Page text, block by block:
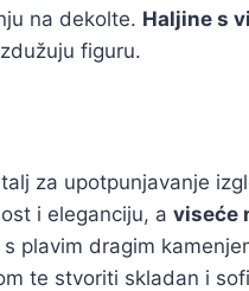
na dekolte. Haljine s
figuru.
za upotpunjavanje
i eleganciju, a viseće
plavim dragim
te stvoriti skladan i